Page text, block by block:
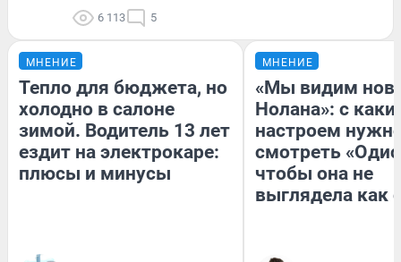
6 113 5
МНЕНИЕ
Тепло для бюджета, но
холодно в салоне
зимой. Водитель 13 лет
ездит на электрокаре:
плюсы и минусы
МНЕНИЕ
«Мы видим
Нолана»: с
настроем
смотреть
чтобы она не
выглядела как